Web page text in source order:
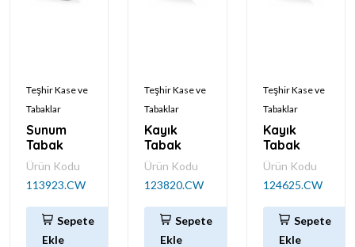
Teşhir Kase ve
Tabaklar
Sunum
Tabak
Ürün Kodu
113923.CW
Sepete
Ekle
Teşhir Kase ve
Tabaklar
Kayık
Tabak
Ürün Kodu
123820.CW
Sepete
Ekle
Teşhir Kase ve
Tabaklar
Kayık
Tabak
Ürün Kodu
124625.CW
Sepete
Ekle